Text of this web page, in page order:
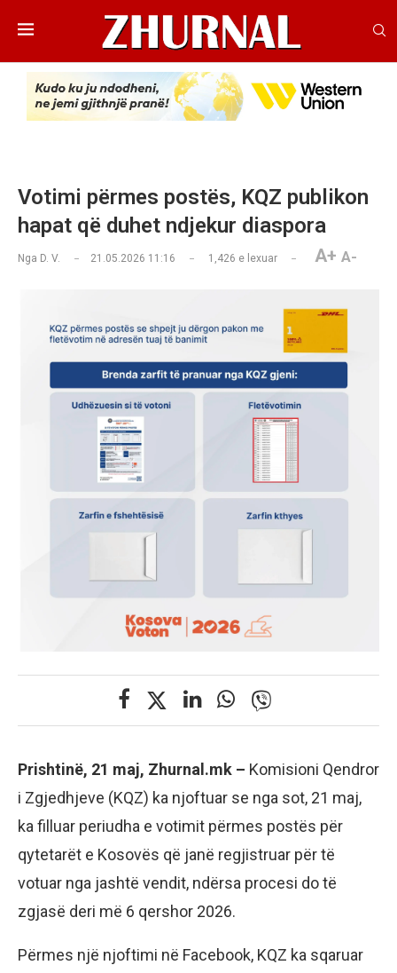
Votimi përmes postës, KQZ publikon
hapat që duhet ndjekur diaspora
Nga D. V. 21.05.2026 11:16 1,426 e lexuar A+ A-
Prishtinë, 21 maj, Zhurnal.mk – Komisioni Qendror
i Zgjedhjeve (KQZ) ka njoftuar se nga sot, 21 maj,
ka filluar periudha e votimit përmes postës për
qytetarët e Kosovës që janë regjistruar për të
votuar nga jashtë vendit, ndërsa procesi do të
zgjasë deri më 6 qershor 2026.
Përmes një njoftimi në Facebook, KQZ ka sqaruar